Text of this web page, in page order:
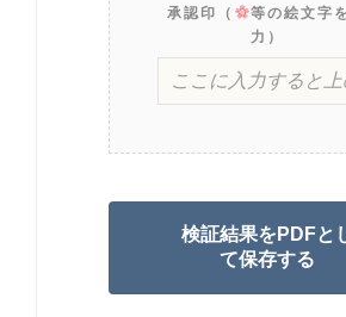
承認印（
等の絵文字
力）
検証結果をPDFと
て保存する